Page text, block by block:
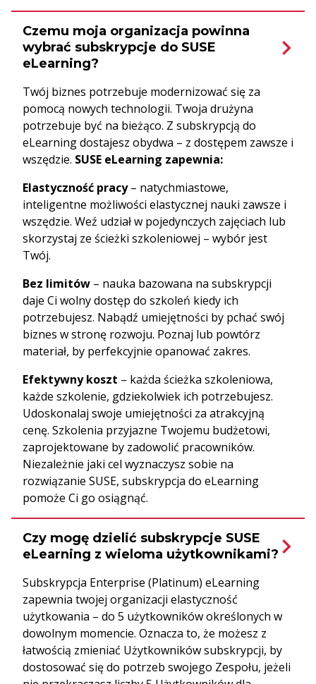
Czemu moja organizacja powinna
wybrać subskrypcje do SUSE
eLearning?
Twój biznes potrzebuje modernizować się za
pomocą nowych technologii. Twoja drużyna
potrzebuje być na bieżąco. Z subskrypcją do
eLearning dostajesz obydwa – z dostępem zawsze i
wszędzie. SUSE eLearning zapewnia:
Elastyczność pracy– natychmiastowe,
inteligentne możliwości elastycznej nauki zawsze i
wszędzie. Weź udział w pojedynczych zajęciach lub
skorzystaj ze ścieżki szkoleniowej – wybór jest
Twój.
Bez limitów – nauka bazowana na subskrypcji
daje Ci wolny dostęp do szkoleń kiedy ich
potrzebujesz. Nabądź umiejętności by pchać swój
biznes w stronę rozwoju. Poznaj lub powtórz
materiał, by perfekcyjnie opanować zakres.
Efektywny koszt – każda ścieżka szkoleniowa,
każde szkolenie, gdziekolwiek ich potrzebujesz.
Udoskonalaj swoje umiejętności za atrakcyjną
cenę. Szkolenia przyjazne Twojemu budżetowi,
zaprojektowane by zadowolić pracowników.
Niezależnie jaki cel wyznaczysz sobie na
rozwiązanie SUSE, subskrypcja do eLearning
pomoże Ci go osiągnąć.
Czy mogę dzielić subskrypcje SUSE
eLearning z wieloma użytkownikami?
Subskrypcja Enterprise (Platinum) eLearning
zapewnia twojej organizacji elastyczność
użytkowania – do 5 użytkowników określonych w
dowolnym momencie. Oznacza to, że możesz z
łatwością zmieniać Użytkowników subskrypcji, by
dostosować się do potrzeb swojego Zespołu, jeżeli